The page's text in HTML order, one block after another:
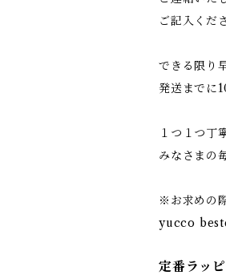
ご記入くだ
できる限り
発送までに
１つ１つ丁
みなさまの
※お求めの
yucco
定番ラッ